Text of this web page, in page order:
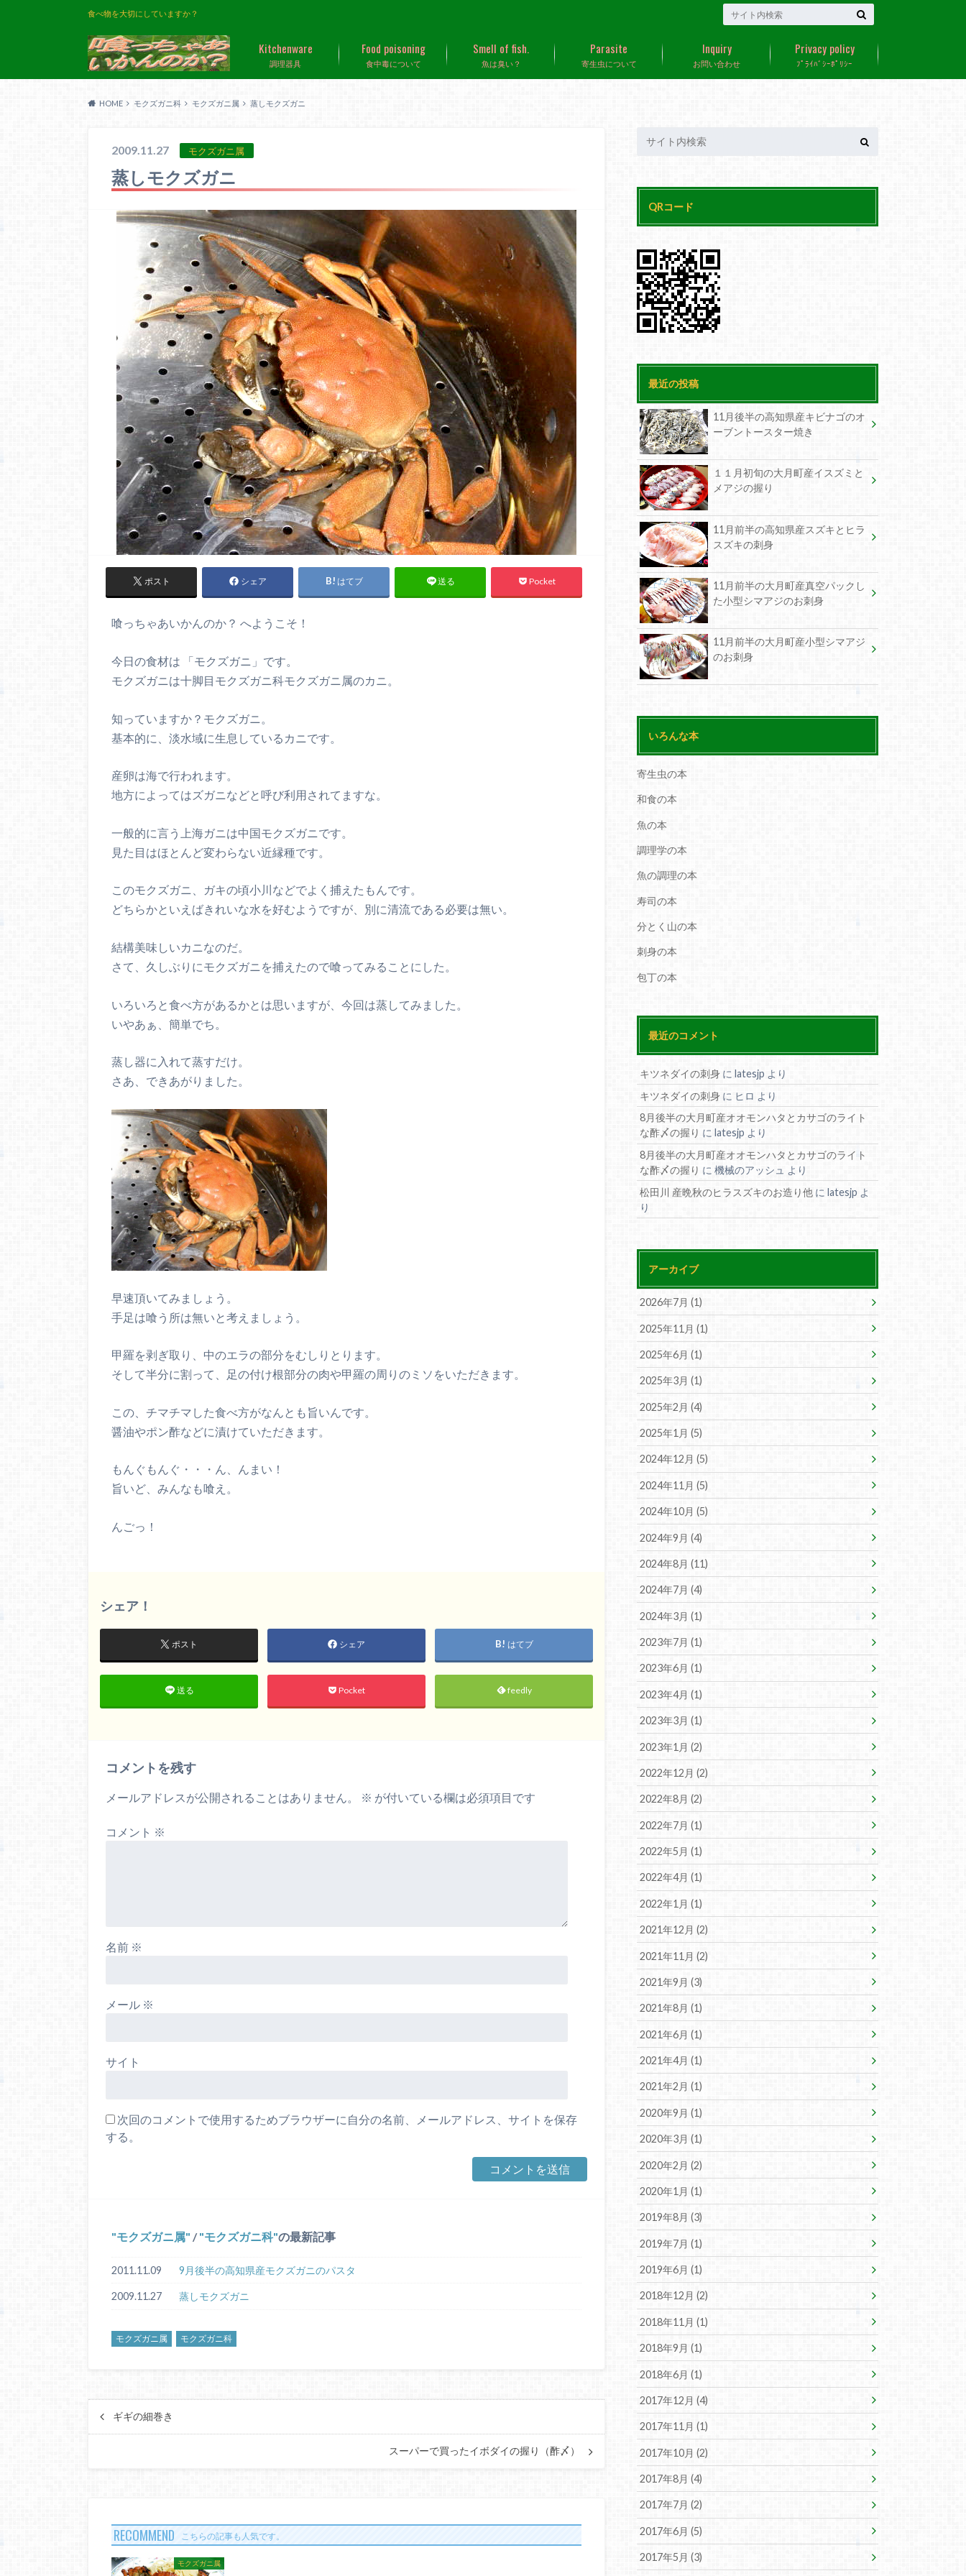
食べ物を大切にしていますか？
調理器具
Kitchenware
食中毒について
Food poisoning
魚は臭い？
Smell of fish.
寄生虫について
Parasite
お問い合わせ
Inquiry
ﾌﾟﾗｲﾊﾞｼｰﾎﾟﾘｼｰ
Privacy policy
HOME モクズガニ科 モクズガニ属 蒸しモクズガニ
2009.11.27 モクズガニ属
蒸しモクズガニ
ポスト シェア はてブ 送る Pocket
喰っちゃあいかんのか？ へようこそ！
今日の食材は 「モクズガニ」です。
モクズガニは十脚目モクズガニ科モクズガニ属のカニ。
知っていますか？モクズガニ。
基本的に、淡水域に生息しているカニです。
産卵は海で行われます。
地方によってはズガニなどと呼び利用されてますな。
一般的に言う上海ガニは中国モクズガニです。
見た目はほとんど変わらない近縁種です。
このモクズガニ、ガキの頃小川などでよく捕えたもんです。
どちらかといえばきれいな水を好むようですが、別に清流である必要は無い。
結構美味しいカニなのだ。
さて、久しぶりにモクズガニを捕えたので喰ってみることにした。
いろいろと食べ方があるかとは思いますが、今回は蒸してみました。
いやあぁ、簡単でち。
蒸し器に入れて蒸すだけ。
さあ、できあがりました。
早速頂いてみましょう。
手足は喰う所は無いと考えましょう。
甲羅を剥ぎ取り、中のエラの部分をむしりとります。
そして半分に割って、足の付け根部分の肉や甲羅の周りのミソをいただきます。
この、チマチマした食べ方がなんとも旨いんです。
醤油やポン酢などに漬けていただきます。
もんぐもんぐ・・・ん、んまい！
旨いど、みんなも喰え。
んごっ！
シェア！
ポスト シェア はてブ
送る Pocket feedly
コメントを残す
メールアドレスが公開されることはありません。 ※ が付いている欄は必須項目です
コメント ※
名前 ※
メール ※
サイト
次回のコメントで使用するためブラウザーに自分の名前、メールアドレス、サイトを保存
する。
モクズガニ属 / モクズガニ科 の最新記事
2011.11.09 9月後半の高知県産モクズガニのパスタ
2009.11.27 蒸しモクズガニ
モクズガニ属 モクズガニ科
ギギの細巻き
スーパーで買ったイボダイの握り（酢〆）
RECOMMEND こちらの記事も人気です。
モクズガニ属
QRコード
最近の投稿
11月後半の高知県産キビナゴのオ
ーブントースター焼き
１１月初旬の大月町産イスズミと
メアジの握り
11月前半の高知県産スズキとヒラ
スズキの刺身
11月前半の大月町産真空パックし
た小型シマアジのお刺身
11月前半の大月町産小型シマアジ
のお刺身
いろんな本
寄生虫の本
和食の本
魚の本
調理学の本
魚の調理の本
寿司の本
分とく山の本
刺身の本
包丁の本
最近のコメント
キツネダイの刺身 にlatesjp より
キツネダイの刺身 に ヒロ より
8月後半の大月町産オオモンハタとカサゴのライト
な酢〆の握り にlatesjp より
8月後半の大月町産オオモンハタとカサゴのライト
な酢〆の握り に機械のアッシュ より
松田川 産晩秋のヒラスズキのお造り他 にlatesjp よ
り
アーカイブ
2026年7月 (1)
2025年11月 (1)
2025年6月 (1)
2025年3月 (1)
2025年2月 (4)
2025年1月 (5)
2024年12月 (5)
2024年11月 (5)
2024年10月 (5)
2024年9月 (4)
2024年8月 (11)
2024年7月 (4)
2024年3月 (1)
2023年7月 (1)
2023年6月 (1)
2023年4月 (1)
2023年3月 (1)
2023年1月 (2)
2022年12月 (2)
2022年8月 (2)
2022年7月 (1)
2022年5月 (1)
2022年4月 (1)
2022年1月 (1)
2021年12月 (2)
2021年11月 (2)
2021年9月 (3)
2021年8月 (1)
2021年6月 (1)
2021年4月 (1)
2021年2月 (1)
2020年9月 (1)
2020年3月 (1)
2020年2月 (2)
2020年1月 (1)
2019年8月 (3)
2019年7月 (1)
2019年6月 (1)
2018年12月 (2)
2018年11月 (1)
2018年9月 (1)
2018年6月 (1)
2017年12月 (4)
2017年11月 (1)
2017年10月 (2)
2017年8月 (4)
2017年7月 (2)
2017年6月 (5)
2017年5月 (3)